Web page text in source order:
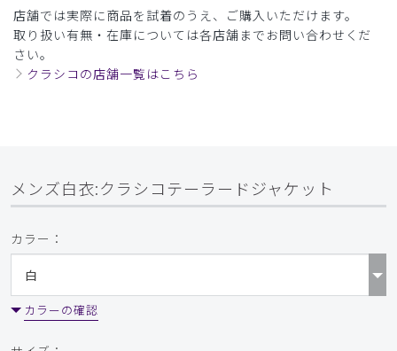
店舗では実際に商品を試着のうえ、ご購入いただけます。
取り扱い有無・在庫については各店舗までお問い合わせくだ
さい。
クラシコの店舗一覧はこちら
メンズ白衣:クラシコテーラードジャケット
カラー：
カラーの確認